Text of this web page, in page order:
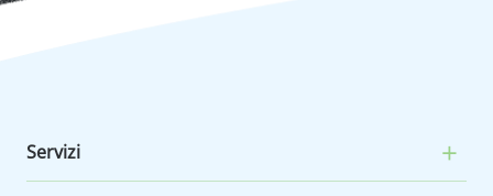
Servizi